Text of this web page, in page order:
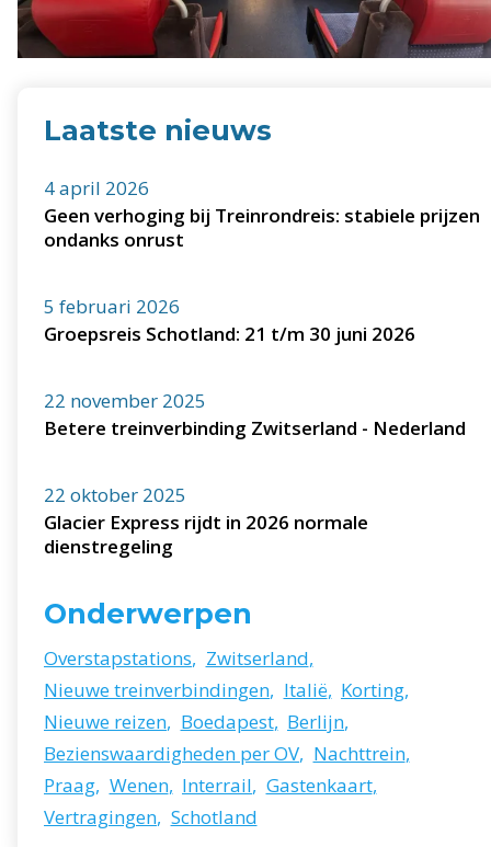
Laatste nieuws
4 april 2026
Geen verhoging bij Treinrondreis: stabiele prijzen
ondanks onrust
5 februari 2026
Groepsreis Schotland: 21 t/m 30 juni 2026
22 november 2025
Betere treinverbinding Zwitserland - Nederland
22 oktober 2025
Glacier Express rijdt in 2026 normale
dienstregeling
Onderwerpen
Overstapstations, Zwitserland,
Nieuwe treinverbindingen, Italië, Korting,
Nieuwe reizen, Boedapest, Berlijn,
Bezienswaardigheden per OV, Nachttrein,
Praag, Wenen, Interrail, Gastenkaart,
Vertragingen, Schotland